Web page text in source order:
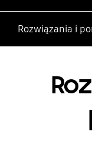
Rozwiązania i